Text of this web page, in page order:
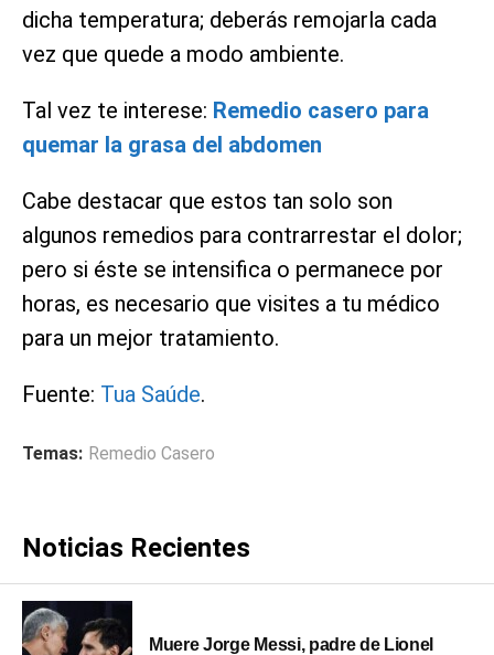
dicha temperatura; deberás remojarla cada
vez que quede a modo ambiente.
Tal vez te interese: Remedio casero para
quemar la grasa del abdomen
Cabe destacar que estos tan solo son
algunos remedios para contrarrestar el dolor;
pero si éste se intensifica o permanece por
horas, es necesario que visites a tu médico
para un mejor tratamiento.
Fuente: Tua Saúde.
Temas: Remedio Casero
Noticias Recientes
Muere Jorge Messi, padre de Lionel